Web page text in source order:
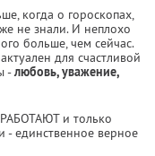
когда о гороскопах,
не знали. И неплохо
больше, чем сейчас.
для счастливой
-любовь, уважение,
и только
- единственное верное